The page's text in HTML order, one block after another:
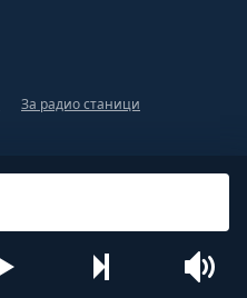
За радио станици